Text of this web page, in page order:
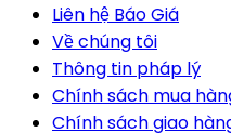
Liên hệ Báo Giá
Về chúng tôi
Thông tin pháp lý
Chính sách mua
Chính sách giao